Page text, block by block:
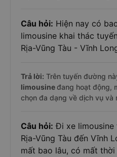
Câu hỏi: Hiện nay có
limousine khai thác
Rịa-Vũng Tàu - Vĩnh
Trả lời: Trên tuyến đường
limousineđang hoạt động,
chọn đa dạng về dịch vụ và
Câu hỏi: Đi xe limousine
Rịa-Vũng Tàu đến Vĩnh
mất bao lâu, có mất